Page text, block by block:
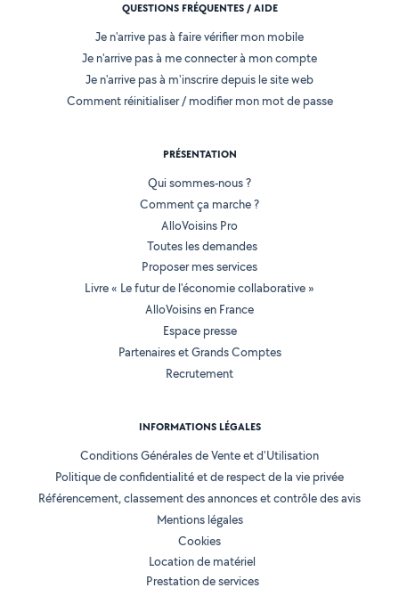
QUESTIONS FRÉQUENTES / AIDE
Je n'arrive pas à faire vérifier mon mobile
Je n'arrive pas à me connecter à mon compte
Je n'arrive pas à m'inscrire depuis le site web
Comment réinitialiser / modifier mon mot de passe
PRÉSENTATION
Qui sommes-nous ?
Comment ça marche ?
AlloVoisins Pro
Toutes les demandes
Proposer mes services
Livre « Le futur de l'économie collaborative »
AlloVoisins en France
Espace presse
Partenaires et Grands Comptes
Recrutement
INFORMATIONS LÉGALES
Conditions Générales de Vente et d'Utilisation
Politique de confidentialité et de respect de la vie privée
Référencement, classement des annonces et contrôle des avis
Mentions légales
Cookies
Location de matériel
Prestation de services